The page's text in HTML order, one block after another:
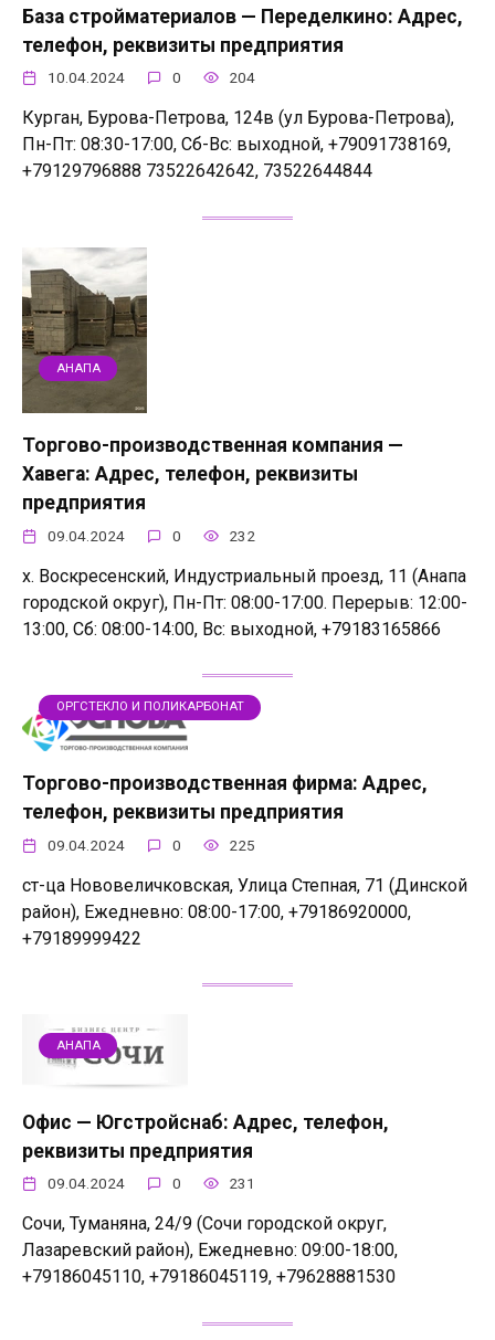
База стройматериалов — Переделкино: Адрес,
телефон, реквизиты предприятия
10.04.2024 0 204
Курган, Бурова-Петрова, 124в (ул Бурова-Петрова),
Пн-Пт: 08:30-17:00, Сб-Вс: выходной, +79091738169,
+79129796888 73522642642, 73522644844
АНАПА
Торгово-производственная компания —
Хавега: Адрес, телефон, реквизиты
предприятия
09.04.2024 0 232
х. Воскресенский, Индустриальный проезд, 11 (Анапа
городской округ), Пн-Пт: 08:00-17:00. Перерыв: 12:00-
13:00, Сб: 08:00-14:00, Вс: выходной, +79183165866
ОРГСТЕКЛО И ПОЛИКАРБОНАТ
Торгово-производственная фирма: Адрес,
телефон, реквизиты предприятия
09.04.2024 0 225
ст-ца Нововеличковская, Улица Степная, 71 (Динской
район), Ежедневно: 08:00-17:00, +79186920000,
+79189999422
АНАПА
Офис — Югстройснаб: Адрес, телефон,
реквизиты предприятия
09.04.2024 0 231
Сочи, Туманяна, 24/9 (Сочи городской округ,
Лазаревский район), Ежедневно: 09:00-18:00,
+79186045110, +79186045119, +79628881530